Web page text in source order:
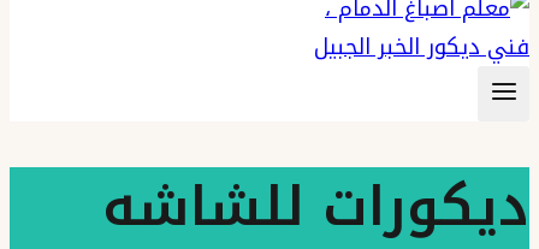
ديكورات للشاشه